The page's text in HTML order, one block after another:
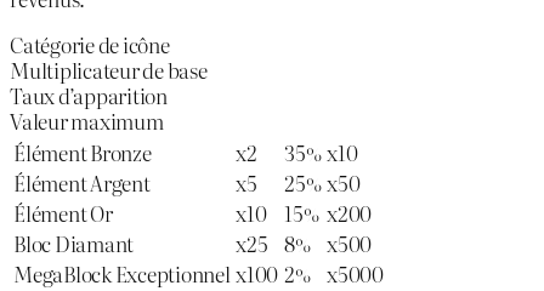
Catégorie de icône
Multiplicateur de base
Taux d’apparition
Valeur maximum
Élément Bronze
x2 35%x10
Élément Argent
x5 25%x50
Élément Or
x10 15% x200
Bloc Diamant
x25 8% x500
MegaBlock Exceptionnelx100 2% x5000